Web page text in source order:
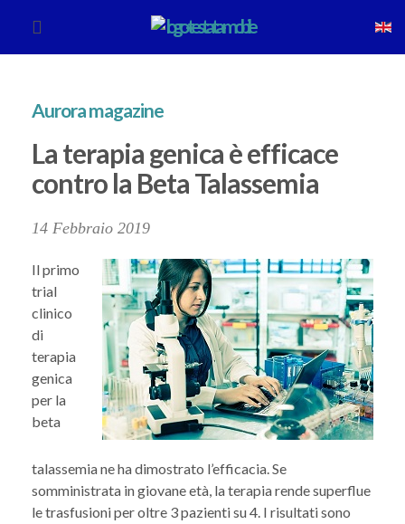
Aurora magazine
La terapia genica è efficace
contro la Beta Talassemia
14 Febbraio 2019
Il primo
trial
clinico
di
terapia
genica
per la
beta
talassemia ne ha dimostrato l’efficacia. Se
somministrata in giovane età, la terapia rende superflue
le trasfusioni per oltre 3 pazienti su 4. I risultati sono